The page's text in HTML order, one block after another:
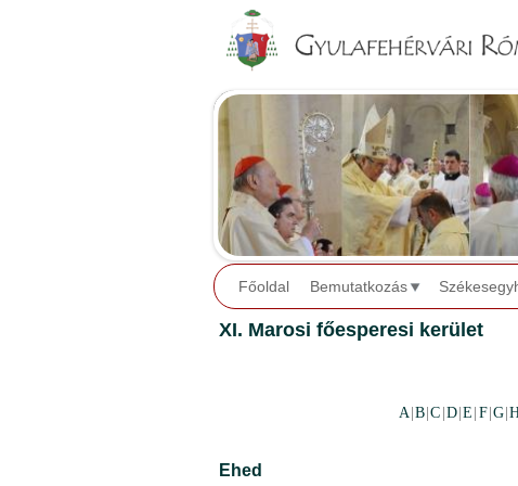
Főoldal Bemutatkozás
XI. Marosi főesperesi kerület
A B |C D |E F G |
Ehed